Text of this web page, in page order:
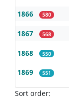
1866 580
1867 568
1868 550
1869 551
Sort order: